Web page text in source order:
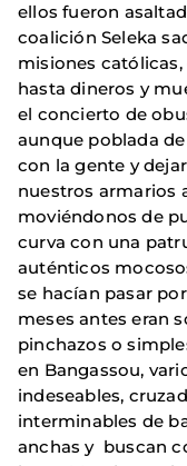
ellos fueron
coalición Seleka
misiones católicas,
hasta dineros y
el concierto de
aunque poblada
con la gente y
nuestros armarios
moviéndonos de
curva con una
auténticos
se hacían pasar
meses antes eran
pinchazos o
en Bangassou,
indeseables,
interminables de
anchas y buscan